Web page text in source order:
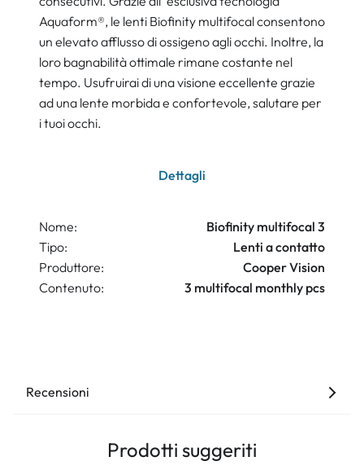
Aquaform®, le lenti Biofinity multifocal consentono
un elevato afflusso di ossigeno agli occhi. Inoltre, la
loro bagnabilità ottimale rimane costante nel
tempo. Usufruirai di una visione eccellente grazie
ad una lente morbida e confortevole, salutare per
i tuoi occhi.
Dettagli
Nome:
Biofinity multifocal 3
Tipo:
Lenti a contatto
Produttore:
Cooper Vision
Contenuto:
3 multifocal monthly pcs
Recensioni
Prodotti suggeriti